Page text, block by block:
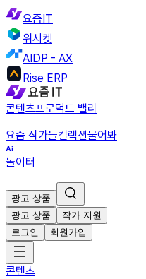
요즘IT
위시켓
AIDP - AX
Rise ERP
콘텐츠프로덕트 밸리
요즘 작가들컬렉션물어봐
놀이터
광고 상품
광고 상품
작가 지원
로그인
회원가입
콘텐츠